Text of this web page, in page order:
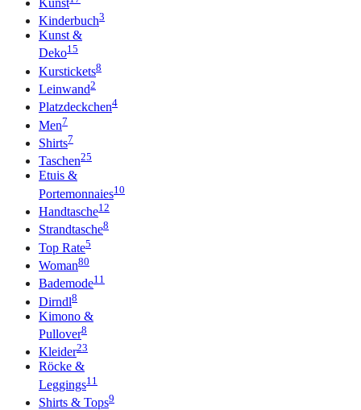
Kinderbuch3
Kunst &
Deko15
Kurstickets8
Leinwand2
Platzdeckchen4
Men7
Shirts7
Taschen25
Etuis &
Portemonnaies10
Handtasche12
Strandtasche8
Top Rate5
Woman80
Bademode11
Dirndl8
Kimono &
Pullover8
Kleider23
Röcke &
Leggings11
Shirts & Tops9